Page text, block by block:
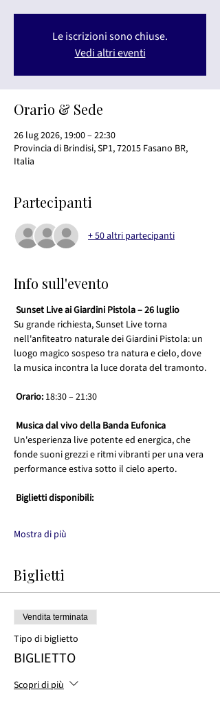
Le iscrizioni sono chiuse.
Vedi altri eventi
Orario & Sede
26 lug 2026, 19:00 – 22:30
Provincia di Brindisi, SP1, 72015 Fasano BR,
Italia
Partecipanti
+ 50 altri partecipanti
Info sull'evento
Sunset Live ai Giardini Pistola – 26 luglio
Su grande richiesta, Sunset Live torna
nell'anfiteatro naturale dei Giardini Pistola: un
luogo magico sospeso tra natura e cielo, dove
la musica incontra la luce dorata del tramonto.
Orario: 18:30 – 21:30
Musica dal vivo della Banda Eufonica
Un'esperienza live potente ed energica, che
fonde suoni grezzi e ritmi vibranti per una vera
performance estiva sotto il cielo aperto.
Biglietti disponibili:
Mostra di più
Biglietti
Vendita terminata
Tipo di biglietto
BIGLIETTO
Scopri di più